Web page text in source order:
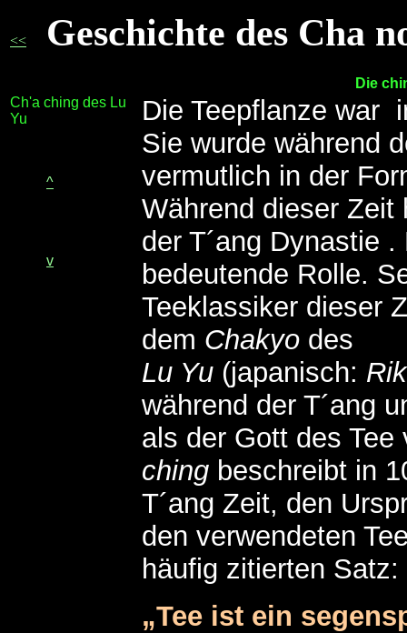
<< Geschichte des Cha
Die
Ch'a ching des Lu
Yu
^
v
Die Teepflanze war
Sie wurde während
vermutlich in der
Während dieser Zeit
der T´ang Dynastie
bedeutende Rolle.
Teeklassiker dieser
dem Chakyo des
Lu Yu (japanisch:
während der T´ang
als der Gott des
ching beschreibt in
T´ang Zeit, den
den verwendeten
häufig zitierten Satz:
„Tee ist ein